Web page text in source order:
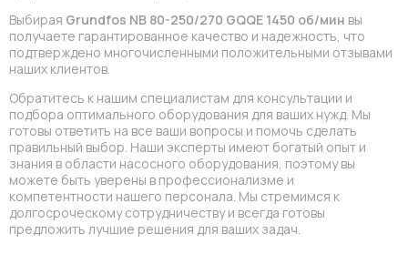
Выбирая Grundfos NB 80-250/270 GQQE 1450 об/мин вы
получаете гарантированное качество и надежность, что
подтверждено многочисленными положительными отзывами
наших клиентов.
Обратитесь к нашим специалистам для консультации и
подбора оптимального оборудования для ваших нужд. Мы
готовы ответить на все ваши вопросы и помочь сделать
правильный выбор. Наши эксперты имеют богатый опыт и
знания в области насосного оборудования, поэтому вы
можете быть уверены в профессионализме и
компетентности нашего персонала. Мы стремимся к
долгосроческому сотрудничеству и всегда готовы
предложить лучшие решения для ваших задач.